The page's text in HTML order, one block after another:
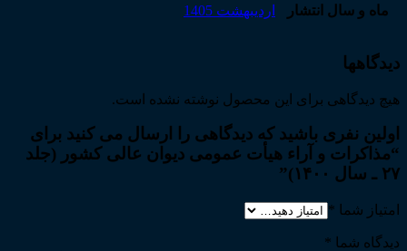
ماه و سال انتشار اردیبهشت 1405
دیدگاهها
هیچ دیدگاهی برای این محصول نوشته نشده است.
اولین نفری باشید که دیدگاهی را ارسال می کنید برای
“مذاکرات و آراء هیأت عمومی دیوان عالی کشور (جلد
۲۷ ـ سال ۱۴۰۰)”
امتیاز شما *
دیدگاه شما *